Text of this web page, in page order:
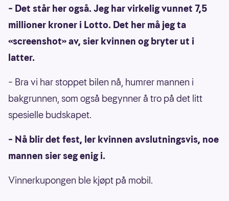
– Det står her også. Jeg har virkelig vunnet 7,5
millioner kroner i Lotto. Det her må jeg ta
«screenshot» av, sier kvinnen og bryter ut i
latter.
– Bra vi har stoppet bilen nå, humrer mannen i
bakgrunnen, som også begynner å tro på det litt
spesielle budskapet.
– Nå blir det fest, ler kvinnen avslutningsvis, noe
mannen sier seg enig i.
Vinnerkupongen ble kjøpt på mobil.